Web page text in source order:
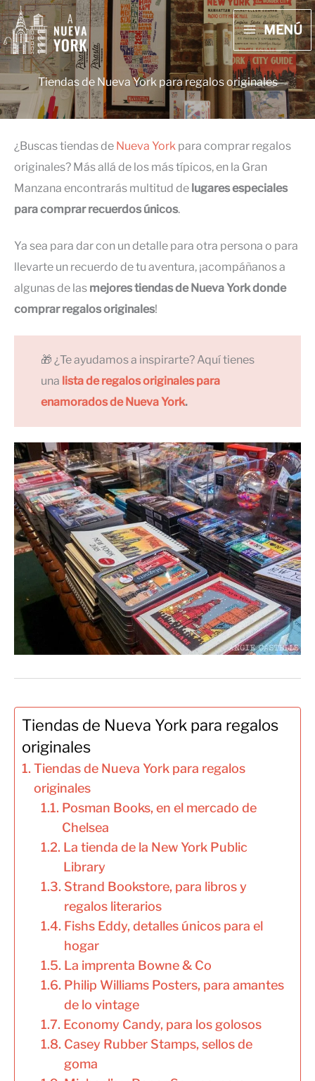
Ir
al
contenido
MAIN
MENU
MENÚ
Tiendas de Nueva York para regalos originales
¿Buscas tiendas de Nueva York para comprar regalos
originales? Más allá de los más típicos, en la Gran
Manzana encontrarás multitud de lugares especiales
para comprar recuerdos únicos.
Ya sea para dar con un detalle para otra persona o para
llevarte un recuerdo de tu aventura, ¡acompáñanos a
algunas de las mejorestiendas de Nueva York donde
comprar regalos originales!
🎁 ¿Te ayudamos a inspirarte? Aquí tienes
una lista de regalos originales para
enamorados de Nueva York.
Tiendas de Nueva York para regalos
originales
Tiendas de Nueva York para regalos
originales
Posman Books, en el mercado de
Chelsea
La tienda de la New York Public
Library
Strand Bookstore, para libros y
regalos literarios
Fishs Eddy, detalles únicos para el
hogar
La imprenta Bowne & Co
Philip Williams Posters, para amantes
de lo vintage
Economy Candy, para los golosos
Casey Rubber Stamps, sellos de
goma